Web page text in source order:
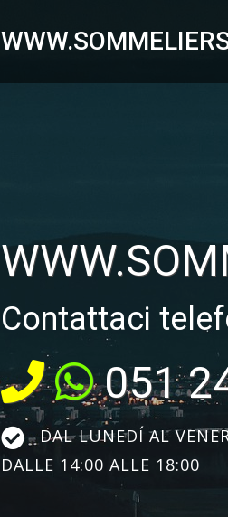
Contattaci
051
DAL LUNEDÍ AL
DALLE 14:00 ALLE 18:00